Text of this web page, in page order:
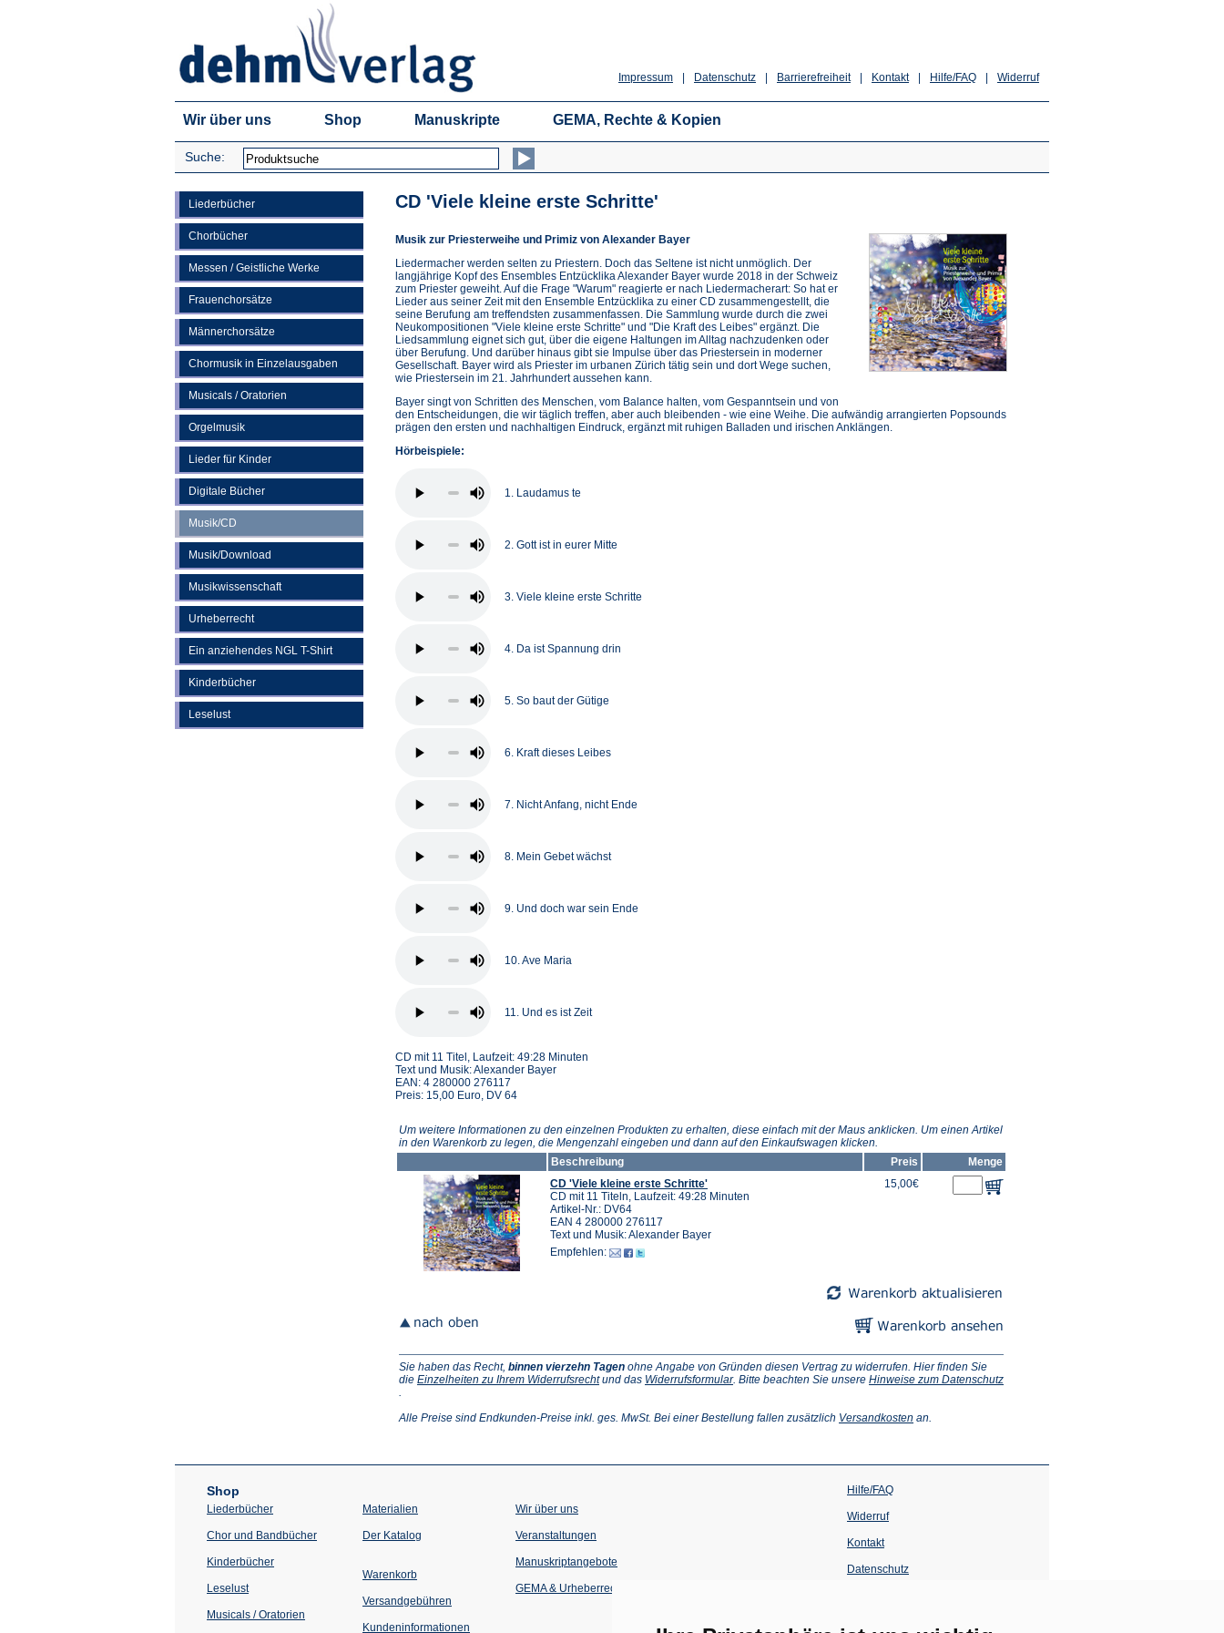
Widerruf
Hilfe/FAQ
Kontakt
Barrierefreiheit
Datenschutz
Impressum
Wir über uns Shop Manuskripte GEMA, Rechte & Kopien
Suche:
Liederbücher
Chorbücher
Messen / Geistliche Werke
Frauenchorsätze
Männerchorsätze
Chormusik in Einzelausgaben
Musicals / Oratorien
Orgelmusik
Lieder für Kinder
Digitale Bücher
Musik/CD
Musik/Download
Musikwissenschaft
Urheberrecht
Ein anziehendes NGL T-Shirt
Kinderbücher
Leselust
CD 'Viele kleine erste Schritte'
Musik zur Priesterweihe und Primiz von Alexander Bayer
Liedermacher werden selten zu Priestern. Doch das Seltene ist nicht unmöglich. Der
langjährige Kopf des Ensembles Entzücklika Alexander Bayer wurde 2018 in der Schweiz
zum Priester geweiht. Auf die Frage "Warum" reagierte er nach Liedermacherart: So hat er
Lieder aus seiner Zeit mit den Ensemble Entzücklika zu einer CD zusammengestellt, die
seine Berufung am treffendsten zusammenfassen. Die Sammlung wurde durch die zwei
Neukompositionen "Viele kleine erste Schritte" und "Die Kraft des Leibes" ergänzt. Die
Liedsammlung eignet sich gut, über die eigene Haltungen im Alltag nachzudenken oder
über Berufung. Und darüber hinaus gibt sie Impulse über das Priestersein in moderner
Gesellschaft. Bayer wird als Priester im urbanen Zürich tätig sein und dort Wege suchen,
wie Priestersein im 21. Jahrhundert aussehen kann.
Bayer singt von Schritten des Menschen, vom Balance halten, vom Gespanntsein und von
den Entscheidungen, die wir täglich treffen, aber auch bleibenden - wie eine Weihe. Die aufwändig arrangierten Popsounds
prägen den ersten und nachhaltigen Eindruck, ergänzt mit ruhigen Balladen und irischen Anklängen.
Hörbeispiele:
1. Laudamus te
2. Gott ist in eurer Mitte
3. Viele kleine erste Schritte
4. Da ist Spannung drin
5. So baut der Gütige
6. Kraft dieses Leibes
7. Nicht Anfang, nicht Ende
8. Mein Gebet wächst
9. Und doch war sein Ende
10. Ave Maria
11. Und es ist Zeit
CD mit 11 Titel, Laufzeit: 49:28 Minuten
Text und Musik: Alexander Bayer
EAN: 4 280000 276117
Preis: 15,00 Euro, DV 64
Um weitere Informationen zu den einzelnen Produkten zu erhalten, diese einfach mit der Maus anklicken. Um einen Artikel
in den Warenkorb zu legen, die Mengenzahl eingeben und dann auf den Einkaufswagen klicken.
Beschreibung
Preis
Menge
CD 'Viele kleine erste Schritte'
CD mit 11 Titeln, Laufzeit: 49:28 Minuten
Artikel-Nr.: DV64
EAN 4 280000 276117
Text und Musik: Alexander Bayer
Empfehlen:
15,00€
Sie haben das Recht, binnen vierzehn Tagen ohne Angabe von Gründen diesen Vertrag zu widerrufen. Hier finden Sie
die Einzelheiten zu Ihrem Widerrufsrecht(Öffnet
neuen
und das Widerrufsformular(Öffnet
neuen
. Bitte beachten Sie unsere Hinweise zum Datenschutz
einem
.
Alle Preise sind Endkunden-Preise inkl. ges. MwSt. Bei einer Bestellung fallen zusätzlich Versandkosten (Öffnet
Tab)
an.
Shop
Liederbücher
Chor und Bandbücher
Kinderbücher
Leselust
Musicals / Oratorien
Materialien
Der Katalog
Warenkorb
Versandgebühren
Kundeninformationen
Wir über uns
Veranstaltungen
einem
Tab)
Manuskriptangebote
GEMA & Urheberrecht
Hilfe/FAQ
Widerruf
Kontakt
Datenschutz